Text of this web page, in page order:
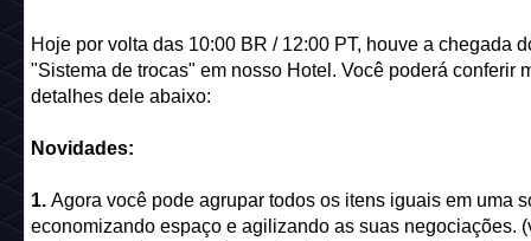
Hoje por volta das 10:00 BR / 12:00 PT, houve a chegada
"Sistema de trocas" em nosso Hotel. Você poderá conferir
detalhes dele abaixo:
Novidades:
1. Agora você pode agrupar todos os itens iguais em uma
economizando espaço e agilizando as suas negociações.